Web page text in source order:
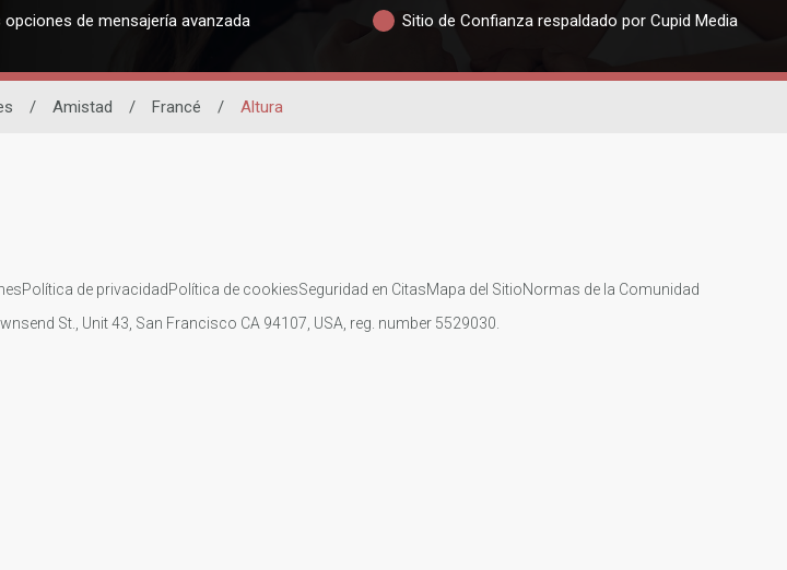
de mensajería avanzada Sitio de Confianza respaldado por Cupid Media
/ Amistad / Francé / Altura
Política de privacidadPolítica de cookiesSeguridad en CitasMapa del SitioNormas de la Comunidad
St., Unit 43, San Francisco CA 94107, USA, reg. number 5529030.